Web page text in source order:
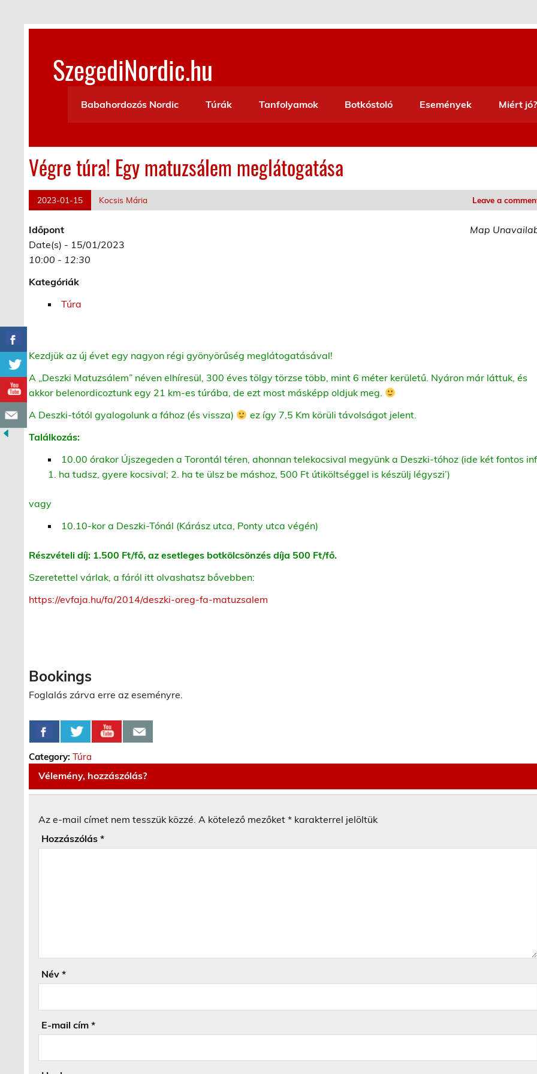
content
SzegediNordic.hu
Babahordozós Nordic
Túrák Tanfolyamok Botkóstoló Események Miért jó?
Végre túra! Egy matuzsálem meglátogatása
2023-01-15 Kocsis Mária Leave a
Map
Időpont
Date(s) - 15/01/2023
10:00 - 12:30
Kategóriák
Túra
Kezdjük az új évet egy nagyon régi gyönyörűség meglátogatásával!
A „Deszki Matuzsálem” néven elhíresül, 300 éves tölgy törzse több, mint 6 méter kerületű. Nyáron már láttuk, és
akkor belenordicoztunk egy 21 km-es túrába, de ezt most másképp oldjuk meg.
A Deszki-tótól gyalogolunk a fához (és vissza)
ez így 7,5 Km körüli távolságot jelent.
Találkozás:
10.00 órakor Újszegeden a Torontál téren, ahonnan telekocsival megyünk a Deszki-tóhoz (ide két fontos
1. ha tudsz, gyere kocsival; 2. ha te ülsz be máshoz, 500 Ft útiköltséggel is készülj légyszi’)
vagy
10.10-kor a Deszki-Tónál (Kárász utca, Ponty utca végén)
Részvételi díj: 1.500 Ft/fő, az esetleges botkölcsönzés díja 500 Ft/fő.
Szeretettel várlak, a fáról itt olvashatsz bővebben:
https://evfaja.hu/fa/2014/deszki-oreg-fa-matuzsalem
Bookings
Foglalás zárva erre az eseményre.
Category:Túra
Vélemény, hozzászólás?
Az e-mail címet nem tesszük közzé. A kötelező mezőket* karakterrel jelöltük
Hozzászólás*
Név*
E-mail cím*